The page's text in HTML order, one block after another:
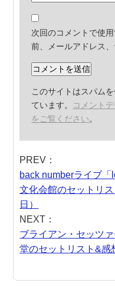
次回のコメントで使
前、メールアドレス、
このサイトはスパム
ています。 コメント
をご覧ください。
PREV：
back numberライブ
文化会館のセットリ
日）
NEXT：
ブライアン・セッツ
堂のセットリスト&感